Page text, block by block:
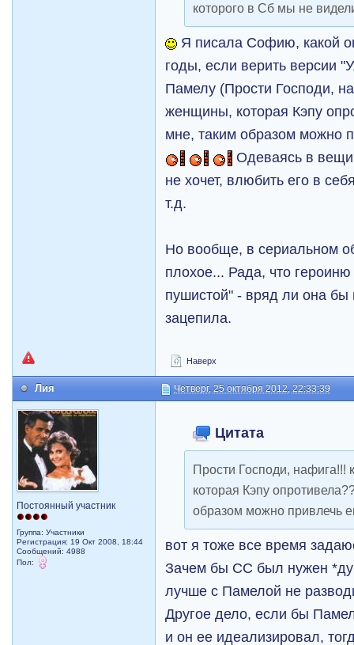
которого в Сб мы не
Я писала Софию, какой
годы, если верить версии
Памелу (Прости Господи,
женщины, которая Кэпу
мне, таким образом можно
Одеваясь в
не хочет, влюбить его в
т.д.
Но вообще, в сериальном
плохое... Рада, что
пушистой" - вряд ли она бы
зацепила.
Наверх
Лия Четверг, 25 октября 2012, 22:33:39
Постоянный участник
Группа: Участники
Регистрация: 19 Окт 2008, 18:44
Сообщений: 4988
Пол:
Цитата
Прости Господи, нафига!!!
которая Кэпу
образом можно привлечь
вот я тоже все время
Зачем бы СС был нужен
лучше с Памелой не
Другое дело, если бы
и он ее идеализировал,